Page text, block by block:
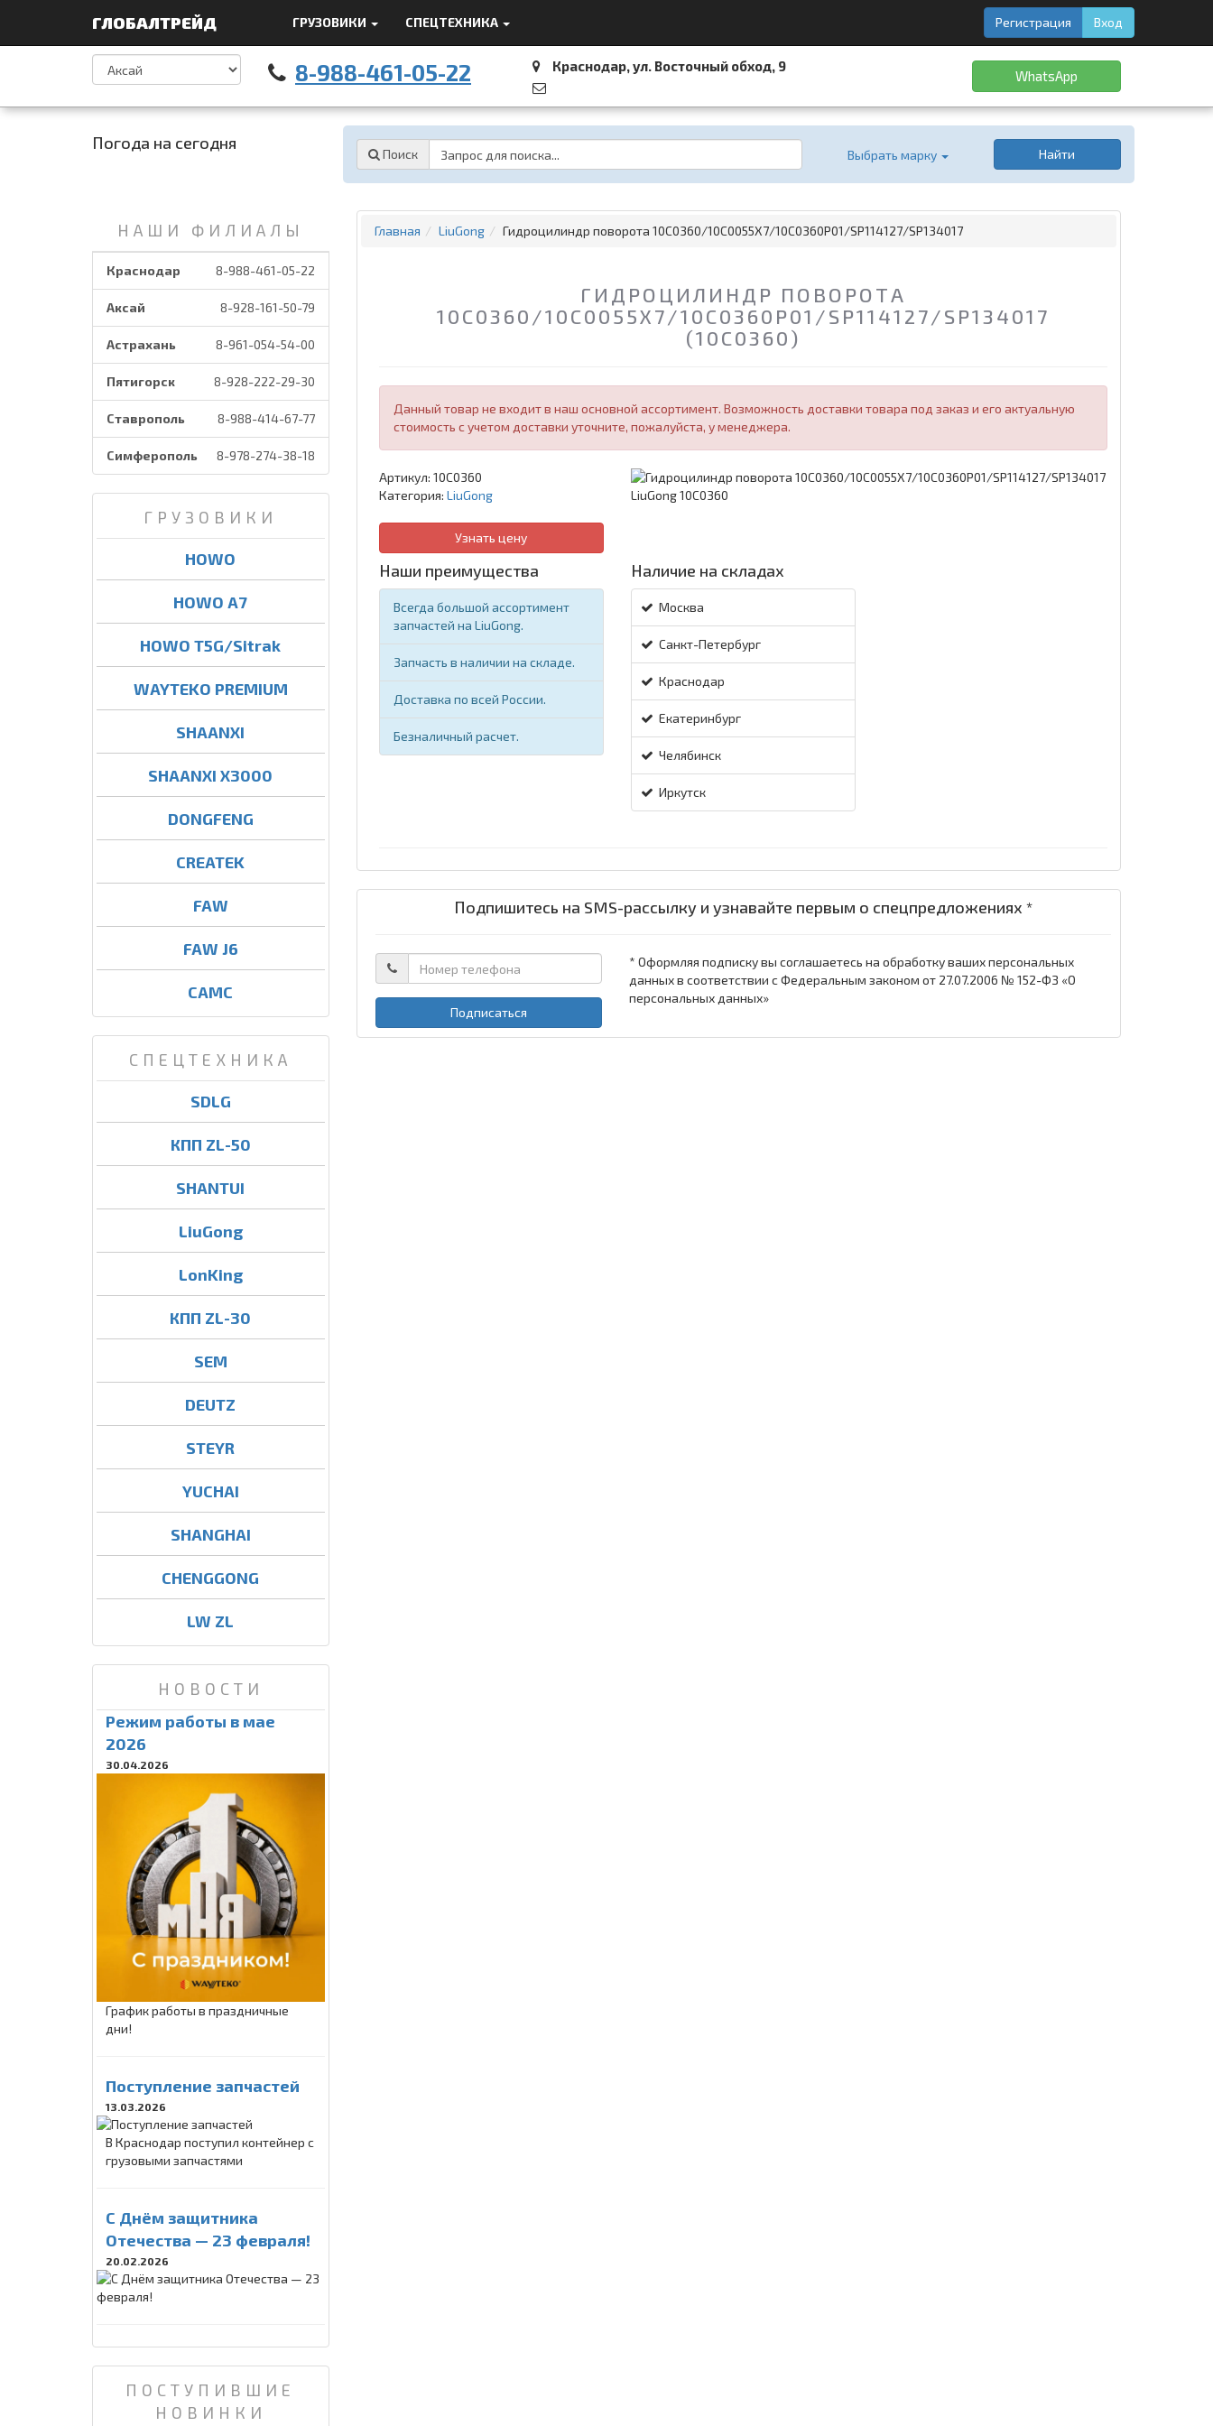
ГЛОБАЛТРЕЙД ГРУЗОВИКИ СПЕЦТЕХНИКА Регистрация Вход
8-988-461-05-22 Краснодар, ул. Восточный обход, 9
WhatsApp
Погода на сегодня
Поиск Выбрать марку Найти
НАШИ ФИЛИАЛЫ
Краснодар 8-988-461-05-22
Аксай 8-928-161-50-79
Астрахань 8-961-054-54-00
Пятигорск 8-928-222-29-30
Ставрополь 8-988-414-67-77
Симферополь 8-978-274-38-18
ГРУЗОВИКИ
HOWO
HOWO A7
HOWO T5G/Sitrak
WAYTEKO PREMIUM
SHAANXI
SHAANXI X3000
DONGFENG
CREATEK
FAW
FAW J6
CAMC
СПЕЦТЕХНИКА
SDLG
КПП ZL-50
SHANTUI
LiuGong
LonKing
КПП ZL-30
SEM
DEUTZ
STEYR
YUCHAI
SHANGHAI
CHENGGONG
LW ZL
НОВОСТИ
Режим работы в мае
2026
30.04.2026
График работы в праздничные
дни!
Поступление запчастей
13.03.2026
В Краснодар поступил контейнер с
грузовыми запчастями
C Днём защитника
Отечества — 23 февраля!
20.02.2026
ПОСТУПИВШИЕ
НОВИНКИ
Главная LiuGong Гидроцилиндр поворота 10C0360/10C0055X7/10C0360P01/SP114127/SP134017
ГИДРОЦИЛИНДР ПОВОРОТА
10C0360/10C0055X7/10C0360P01/SP114127/SP134017
(10C0360)
Данный товар не входит в наш основной ассортимент. Возможность доставки товара под заказ и его актуальную
стоимость с учетом доставки уточните, пожалуйста, у менеджера.
Артикул: 10C0360
Категория: LiuGong
Узнать цену
Наши преимущества
Всегда большой ассортимент
запчастей на LiuGong.
Запчасть в наличии на складе.
Доставка по всей России.
Безналичный расчет.
Наличие на складах
Москва
Санкт-Петербург
Краснодар
Екатеринбург
Челябинск
Иркутск
Подпишитесь на SMS-рассылку и узнавайте первым о спецпредложениях *
Подписаться
* Оформляя подписку вы соглашаетесь на обработку ваших персональных
данных в соответствии с Федеральным законом от 27.07.2006 № 152-ФЗ «О
персональных данных»